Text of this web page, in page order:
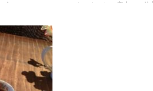
のことは、Ｓ
てしまいました。店内には